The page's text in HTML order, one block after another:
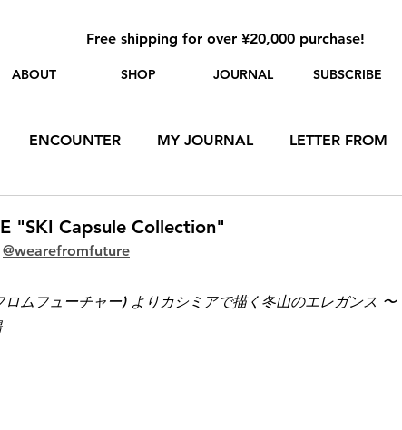
Free shipping for over ¥20,000 purchase!
ABOUT SHOP JOURNAL SUBSCRIBE
ENCOUNTER MY JOURNAL LETTER FROM
"SKI Capsule Collection"
@wearefromfuture
ロムフューチャー) よりカシミアで描く冬山のエレガンス 〜